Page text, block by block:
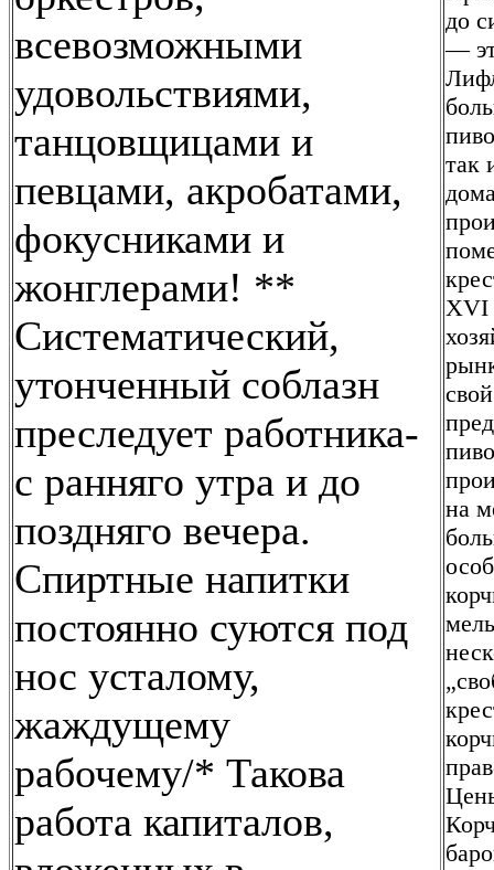
всевозможными
удовольствиями,
танцовщицами и
певцами, акробатами,
фокусниками и
жонглерами! **
Систематический,
утонченный соблазн
преследует работника-
с ранняго утра и до
поздняго вечера.
Спиртные напитки
постоянно суются под
нос усталому,
жаждущему
рабочему/* Такова
работа капиталов,
до
—
так
XVI
на